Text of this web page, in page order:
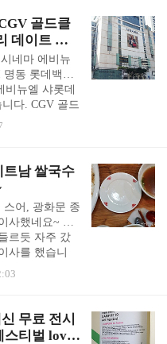
들렀습니다.
일부터 2014
몰에서 러버
에게 물어보
있다고 알려
산책로가 근사
골드클
데이트 코
네마 에비뉴
동 롯데백화
뉴엘 샤롯데
다. CGV 골드
비뉴엘 샤롯
화관이나, 분
에비뉴엘 샤롯
느껴졌습니
습니다. 저희
. 버스를 타면
데백화점 본점
습니다. 그래
, 엄마가 저
트남 쌀국수
스어, 광화문 종
사했네요~ 종
르듯 자주 갔
사를 했습니
종각 근처에
각이 나서 들
인애플 볶음
쉬웠습니다. 그
무료 전시
스티벌 love